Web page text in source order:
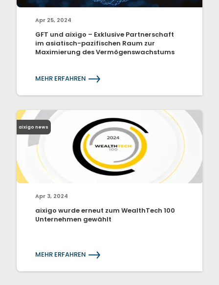
Apr 25, 2024
GFT und aixigo – Exklusive Partnerschaft
im asiatisch-pazifischen Raum zur
Maximierung des Vermögenswachstums
MEHR ERFAHREN
aixigo news
Apr 3, 2024
aixigo wurde erneut zum WealthTech 100
Unternehmen gewählt
MEHR ERFAHREN